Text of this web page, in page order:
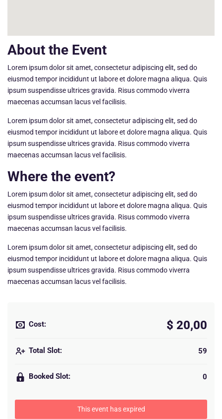
About the Event
Lorem ipsum dolor sit amet, consectetur adipiscing elit, sed do
eiusmod tempor incididunt ut labore et dolore magna aliqua. Quis
ipsum suspendisse ultrices gravida. Risus commodo viverra
maecenas accumsan lacus vel facilisis.
Lorem ipsum dolor sit amet, consectetur adipiscing elit, sed do
eiusmod tempor incididunt ut labore et dolore magna aliqua. Quis
ipsum suspendisse ultrices gravida. Risus commodo viverra
maecenas accumsan lacus vel facilisis.
Where the event?
Lorem ipsum dolor sit amet, consectetur adipiscing elit, sed do
eiusmod tempor incididunt ut labore et dolore magna aliqua. Quis
ipsum suspendisse ultrices gravida. Risus commodo viverra
maecenas accumsan lacus vel facilisis.
Lorem ipsum dolor sit amet, consectetur adipiscing elit, sed do
eiusmod tempor incididunt ut labore et dolore magna aliqua. Quis
ipsum suspendisse ultrices gravida. Risus commodo viverra
maecenas accumsan lacus vel facilisis.
Cost: $ 20,00
Total Slot: 59
Booked Slot: 0
This event has expired